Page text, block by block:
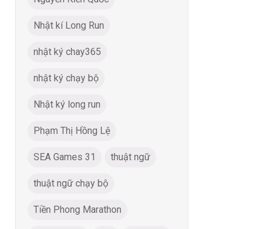
Nhật kí Long Run
nhật ký chay365
nhật ký chạy bộ
Nhật ký long run
Phạm Thị Hồng Lệ
SEA Games 31 thuật ngữ
thuật ngữ chạy bộ
Tiền Phong Marathon